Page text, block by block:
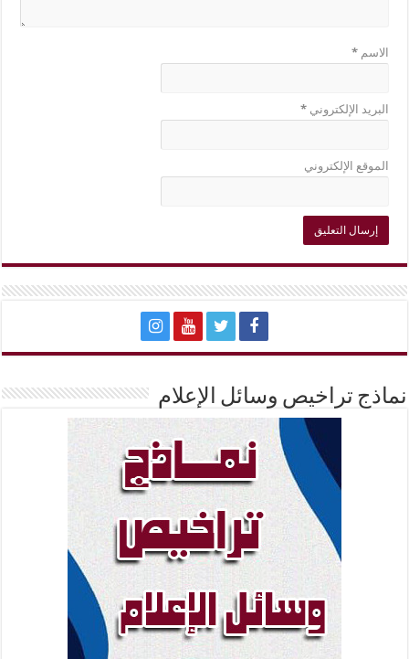
الاسم*
البريد الإلكتروني*
الموقع الإلكتروني
نماذج تراخيص وسائل الإعلام